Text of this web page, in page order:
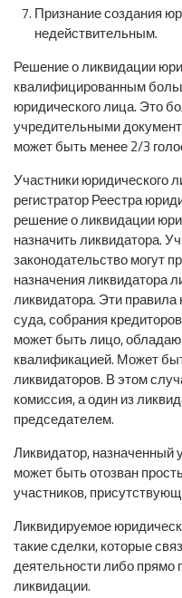
Признание создания
недействительным.
Решение о ликвидации
квалифицированным
юридического лица. Это
учредительными
может быть менее 2/3
Участники юридического
регистратор Реестра
решение о ликвидации
назначить ликвидатора.
законодательство могут
назначения ликвидатора
ликвидатора. Эти
суда, собрания
может быть лицо,
квалификацией. Может
ликвидаторов. В этом
комиссия, а один из
председателем.
Ликвидатор, назначенный
может быть отозван
участников,
Ликвидируемое
такие сделки, которые
деятельности либо
ликвидации.